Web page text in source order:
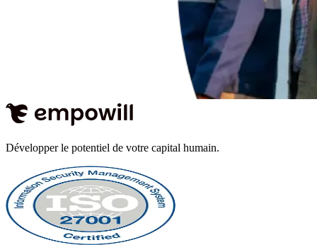
Développer le potentiel de votre capital humain.